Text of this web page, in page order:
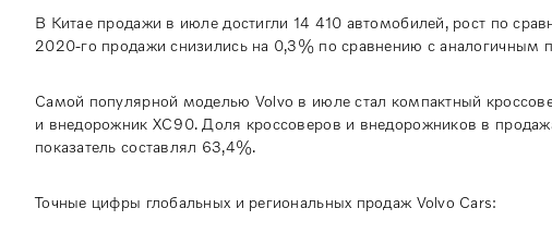
В Китае продажи в июле достигли 14 410 автомобилей, рост по
2020-го продажи снизились на 0,3% по сравнению с аналогичным
Самой популярной моделью Volvo в июле стал компактный
и внедорожник XC90. Доля кроссоверов и внедорожников в
показатель составлял 63,4%.
Точные цифры глобальных и региональных продаж Volvo Cars: